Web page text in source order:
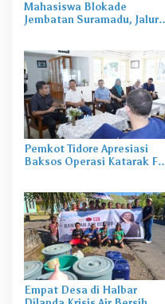
Mahasiswa Blokade
Jembatan Suramadu, Jalur
Pemkot Tidore Apresiasi
Baksos Operasi Katarak
Empat Desa di Halbar